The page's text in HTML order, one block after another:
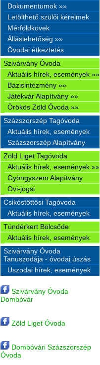
Dokumentumok »»
Letölthető szülői kérelmek
Mérföldkövek
Álláslehetőség »»
Óvodai étkeztetés
Szivárvány Óvoda
Aktuális hírek, események »»
Bázisintézmény »»
Játékvár Alapítvány »»
Örökös Zöld Óvoda »»
Százszorszép Tagóvoda
Aktuális hírek, események
Százszorszép Alapítvány
Zöld Liget Tagóvoda
Aktuális hírek, események »»
Gyöngyszem Alapítvány
Ovi-jogsi
Csikóstőttősi Tagóvoda
Aktuális hírek, események
Tündérkert Bölcsőde
Aktuális hírek, események
Szivárvány Óvoda
Tanuszodája - óvodai úszás
Uszodai hírek, események
Szivárvány Óvoda
Dombóvár
Zöld Liget Óvoda
Dombóvári Százszorszép
Óvoda